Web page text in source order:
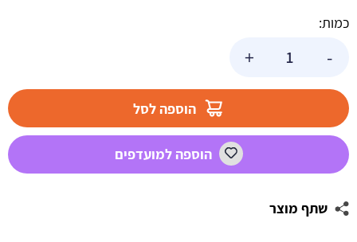
כמות:
-
-
גרם
+
הוספה לסל
הוספה למועדפים
שתף מוצר